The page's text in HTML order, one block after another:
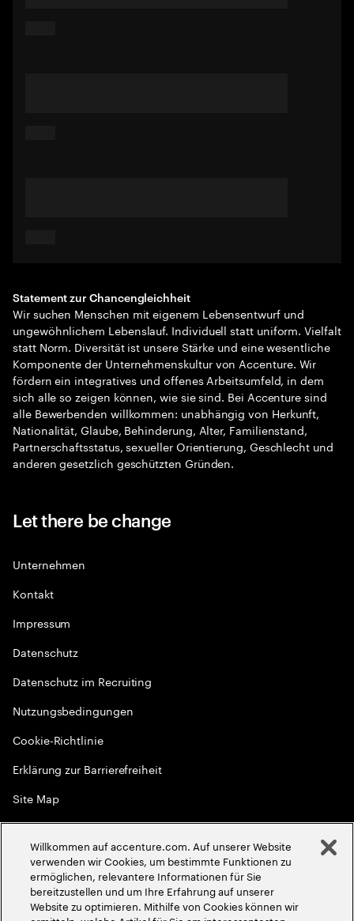
Statement zur Chancengleichheit
Wir suchen Menschen mit eigenem Lebensentwurf und
ungewöhnlichem Lebenslauf. Individuell statt uniform. Vielfalt
statt Norm. Diversität ist unsere Stärke und eine wesentliche
Komponente der Unternehmenskultur von Accenture. Wir
fördern ein integratives und offenes Arbeitsumfeld, in dem
sich alle so zeigen können, wie sie sind. Bei Accenture sind
alle Bewerbenden willkommen: unabhängig von Herkunft,
Nationalität, Glaube, Behinderung, Alter, Familienstand,
Partnerschaftsstatus, sexueller Orientierung, Geschlecht und
anderen gesetzlich geschützten Gründen.
Let there be change
Unternehmen
Kontakt
Impressum
Datenschutz
Datenschutz im Recruiting
Nutzungsbedingungen
Cookie-Richtlinie
Erklärung zur Barrierefreiheit
Site Map
Globale Meritokratie
2026Accenture. Alle Rechte vorbehalten
Willkommen auf accenture.com. Auf unserer Website
verwenden wir Cookies, um bestimmte Funktionen zu
ermöglichen, relevantere Informationen für Sie
bereitzustellen und um Ihre Erfahrung auf unserer
Website zu optimieren. Mithilfe von Cookies können wir